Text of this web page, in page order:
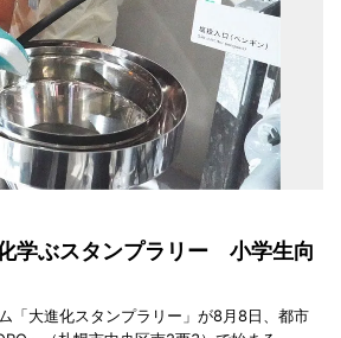
学ぶスタンプラリー 小学生向
「大進化スタンプラリー」が8月8日、都市